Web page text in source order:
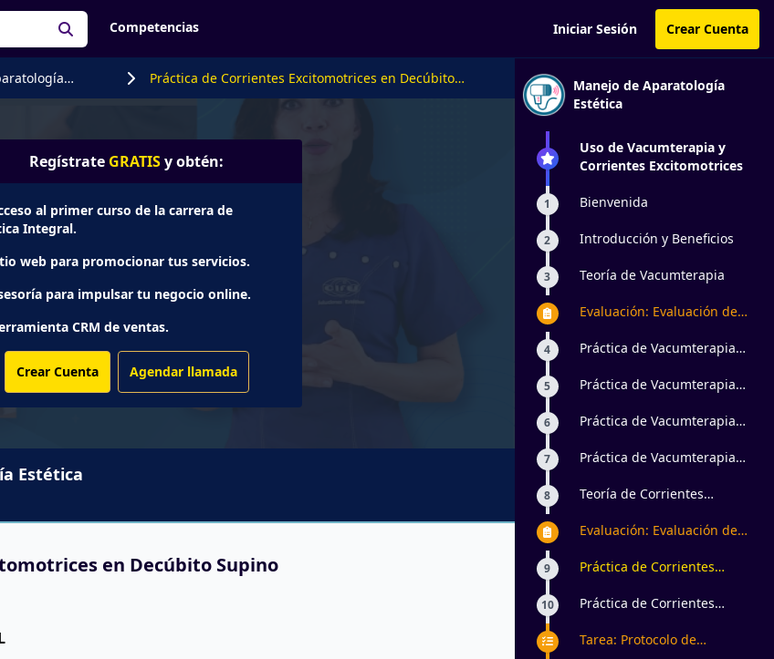
Competencias Iniciar Sesión Crear Cuenta
Práctica de Corrientes Excitomotrices en Decúbito
Supino
Regístrate GRATISy obtén:
al primer curso de la carrera de
Integral.
web para promocionar tus servicios.
para impulsar tu negocio online.
CRM de ventas.
Crear Cuenta Agendar llamada
Estética
en Decúbito Supino
Manejo de Aparatología
Estética
Uso de Vacumterapia y
Corrientes Excitomotrices
1 Bienvenida
2 Introducción y Beneficios
3 Teoría de Vacumterapia
Evaluación: Evaluación de
4
Práctica de Vacumterapia
Miembros Superiores
5
Práctica de Vacumterapia
Miembros Superiores
6
Práctica de Vacumterapia
Miembros Inferiores
7
Práctica de Vacumterapia
Miembros Inferiores
8
Teoría de Corrientes
Evaluación: Evaluación de
9
Práctica de Corrientes
Supino
10
Práctica de Corrientes
Prono
Tarea: Protocolo de